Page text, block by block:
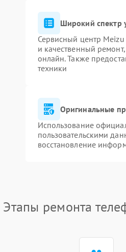
Широкий спектр
Сервисный центр Meizu
и качественный
онлайн. Также
техники
Оригинальные
Использование
пользовательскими
восстановление
Этапы ремонта